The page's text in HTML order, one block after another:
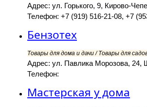
Адрес: ул. Горького, 9, Кирово-
Телефон: +7 (919) 516-21-08, +7
Бензотех
Товары для дома и дачи / Товары для
Адрес: ул. Павлика Морозова, 24,
Телефон:
Мастерская у дома